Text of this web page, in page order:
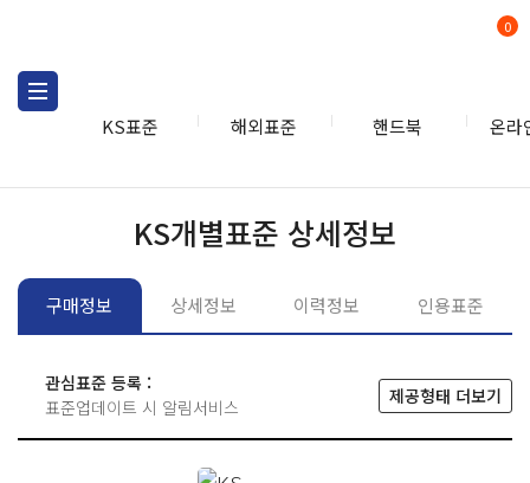
KS표준 해외표준 핸드북 온라
0
KS개별표준 상세정보
구매정보 상세정보 이력정보 인용표준
관심표준 등록 :
표준업데이트 시 알림서비스
제공형태 더보기